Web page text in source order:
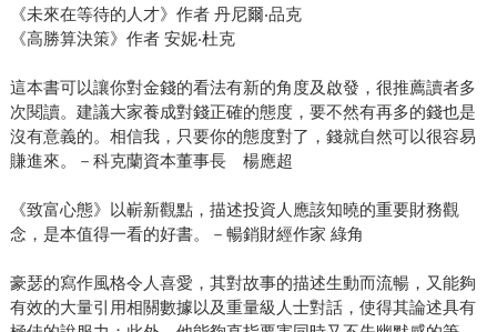
《未來在等待的人才》作者 丹尼爾‧品克
《高勝算決策》作者 安妮‧杜克
這本書可以讓你對金錢的看法有新的角度及啟發，很推薦讀者多
次閱讀。建議大家養成對錢正確的態度，要不然有再多的錢也是
沒有意義的。相信我，只要你的態度對了，錢就自然可以很容易
賺進來。－科克蘭資本董事長 楊應超
《致富心態》以嶄新觀點，描述投資人應該知曉的重要財務觀
念，是本值得一看的好書。－暢銷財經作家 綠角
豪瑟的寫作風格令人喜愛，其對故事的描述生動而流暢，又能夠
有效的大量引用相關數據以及重量級人士對話，使得其論述具有